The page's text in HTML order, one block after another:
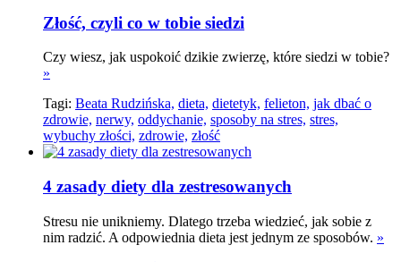
Złość, czyli co w tobie siedzi
Czy wiesz, jak uspokoić dzikie zwierzę, które siedzi w tobie?
»
Tagi: Beata Rudzińska, dieta, dietetyk, felieton, jak dbać o
zdrowie, nerwy, oddychanie, sposoby na stres, stres,
wybuchy złości, zdrowie, złość
4 zasady diety dla zestresowanych
Stresu nie unikniemy. Dlatego trzeba wiedzieć, jak sobie z
nim radzić. A odpowiednia dieta jest jednym ze sposobów. »